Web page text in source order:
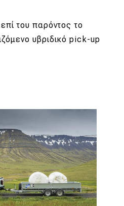
του παρόντος το
υβριδικό pick-up